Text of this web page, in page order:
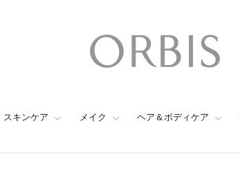
スキンケア メイク ヘア＆ボディケア